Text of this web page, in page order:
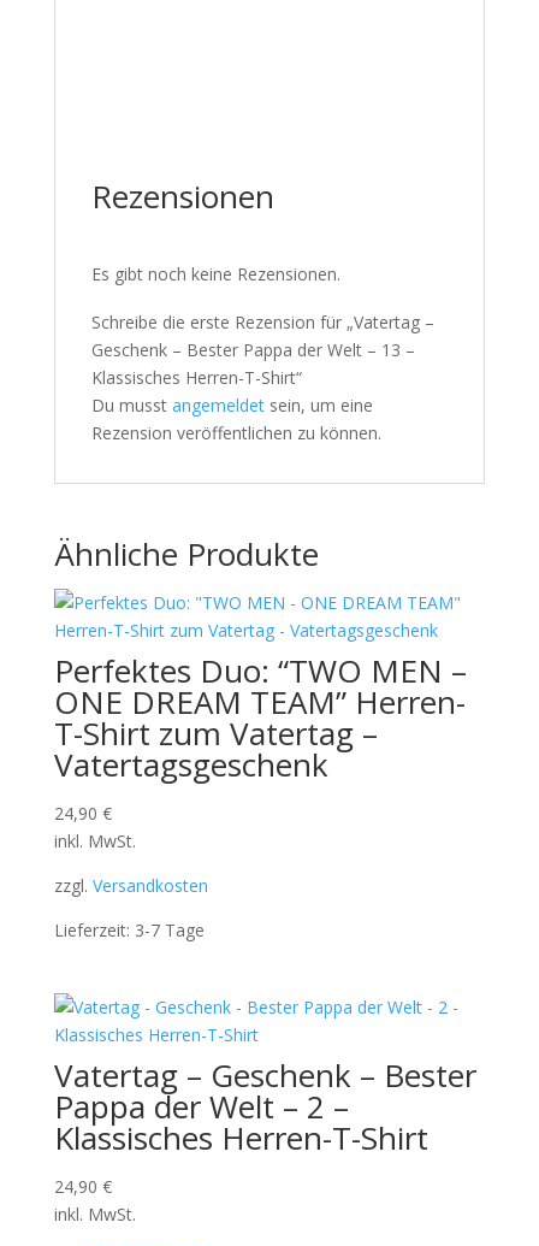
Rezensionen
Es gibt noch keine Rezensionen.
Schreibe die erste Rezension für „Vatertag –
Geschenk – Bester Pappa der Welt – 13 –
Klassisches Herren-T-Shirt“
Du musst angemeldetsein, um eine
Rezension veröffentlichen zu können.
Ähnliche Produkte
Perfektes Duo: “TWO MEN –
ONE DREAM TEAM” Herren-
T-Shirt zum Vatertag –
Vatertagsgeschenk
24,90 €
inkl. MwSt.
zzgl. Versandkosten
Lieferzeit: 3-7 Tage
Vatertag – Geschenk – Bester
Pappa der Welt – 2 –
Klassisches Herren-T-Shirt
24,90 €
inkl. MwSt.